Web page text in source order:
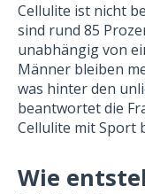
Cellulite ist nicht
sind rund 85
unabhängig von
Männer bleiben
was hinter den
beantwortet die
Cellulite mit Sport
Wie